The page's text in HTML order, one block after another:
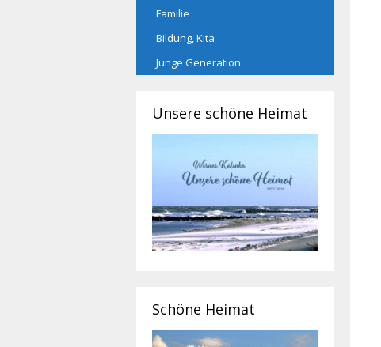
Familie
Bildung, Kita
Junge Generation
Unsere schöne Heimat
Schöne Heimat